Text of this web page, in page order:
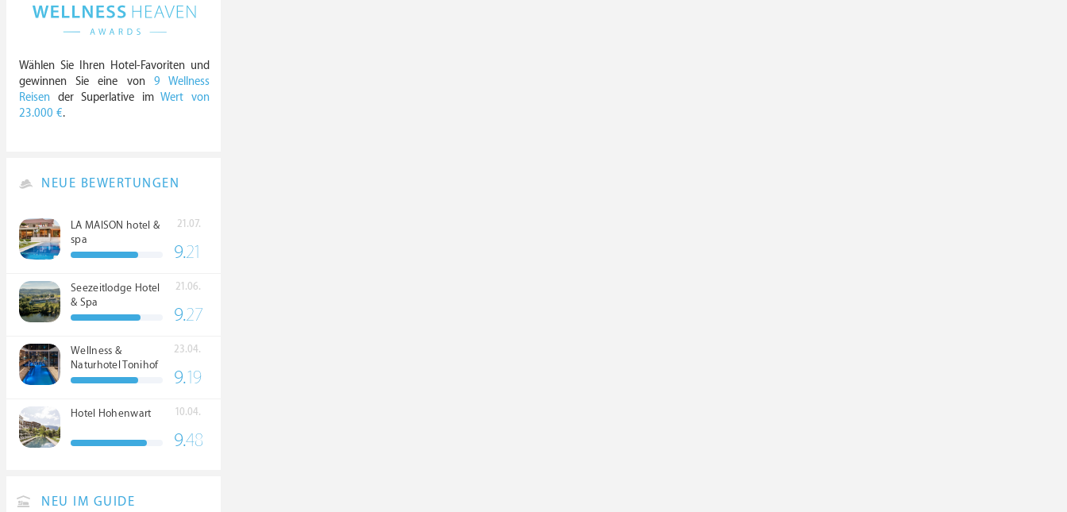
Wählen Sie Ihren Hotel-Favoriten und
gewinnen Sie eine von 9 Wellness
Reisen der Superlative imWert von
23.000 €.
NEUE BEWERTUNGEN
LA MAISON hotel &
spa
21.07.
9.21
Seezeitlodge Hotel
& Spa
21.06.
9.27
Wellness &
Naturhotel Tonihof
****S
23.04.
9.19
Hotel Hohenwart 10.04.
9.48
NEU IM GUIDE